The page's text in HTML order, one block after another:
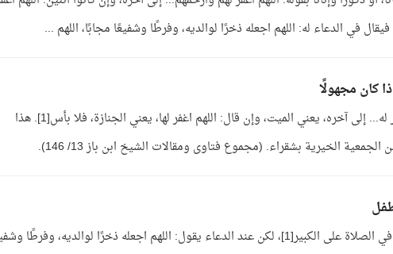
في الدعاء له: اللهم اجعله ذخرًا لوالديه، وفرطًا وشفيعًا مجابًا، اللهم ...
كان مجهولًا
ج: الأمر في هذا واسع، فإن قال: اللهم اغفر له... إلى آخره، يعني الميت، وإن قال: اللهم اغفر لها، يعني الجنازة، فلا بأس[1]. هذا
الخيرية بشقراء. (مجموع فتاوى ومقالات الشيخ ابن باز 13/ 146).
ج: يقال في الصلاة على الطفل مثلما يقال في الصلاة على الكبير[1]، لكن عند الدعاء يقول: اللهم اجعله ذخرًا لوالديه، وفرطًا